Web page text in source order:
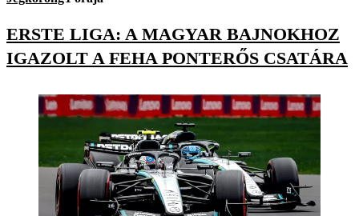
ERSTE LIGA: A MAGYAR BAJNOKHOZ
IGAZOLT A FEHA PONTERŐS CSATÁRA